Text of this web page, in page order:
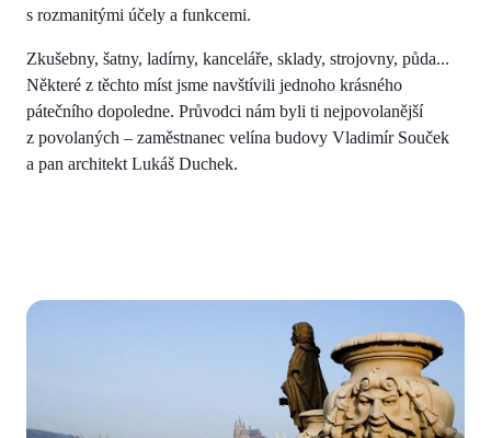
s rozmanitými účely a funkcemi.
Zkušebny, šatny, ladírny, kanceláře, sklady, strojovny, půda...
Některé z těchto míst jsme navštívili jednoho krásného
pátečního dopoledne. Průvodci nám byli ti nejpovolanější
z povolaných – zaměstnanec velína budovy Vladimír Souček
a pan architekt Lukáš Duchek.